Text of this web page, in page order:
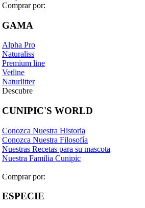
Comprar por:
GAMA
Alpha Pro
Naturaliss
Premium line
Vetline
Naturlitter
Descubre
CUNIPIC'S WORLD
Conozca Nuestra Historia
Conozca Nuestra Filosofía
Nuestras Recetas para su mascota
Nuestra Familia Cunipic
Comprar por:
ESPECIE